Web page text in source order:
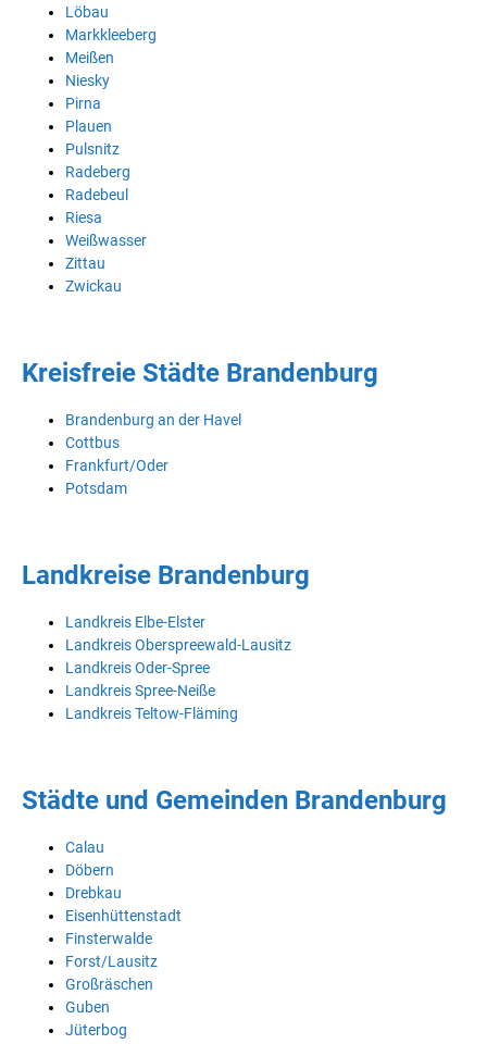
Löbau
Markkleeberg
Meißen
Niesky
Pirna
Plauen
Pulsnitz
Radeberg
Radebeul
Riesa
Weißwasser
Zittau
Zwickau
Kreisfreie Städte Brandenburg
Brandenburg an der Havel
Cottbus
Frankfurt/Oder
Potsdam
Landkreise Brandenburg
Landkreis Elbe-Elster
Landkreis Oberspreewald-Lausitz
Landkreis Oder-Spree
Landkreis Spree-Neiße
Landkreis Teltow-Fläming
Städte und Gemeinden Brandenburg
Calau
Döbern
Drebkau
Eisenhüttenstadt
Finsterwalde
Forst/Lausitz
Großräschen
Guben
Jüterbog